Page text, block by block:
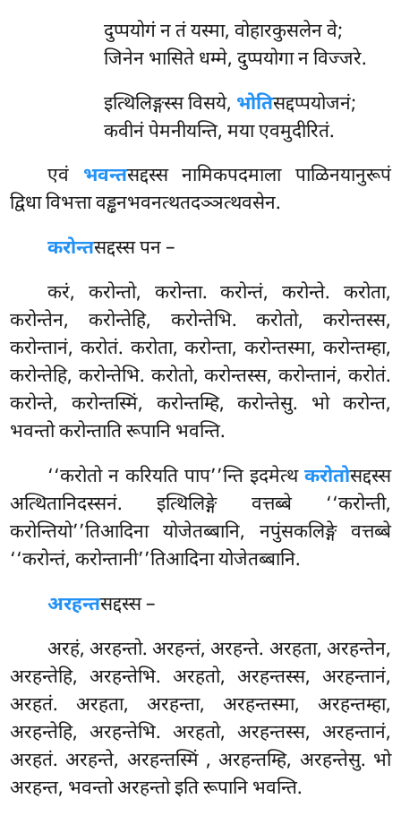
दुप्पयोगं न तं यस्मा, वोहारकुसलेन वे;
जिनेन भासिते धम्मे, दुप्पयोगा न विज्जरे.
इत्थिलिङ्गस्स विसये, भोतिसद्दप्पयोजनं;
कवीनं पेमनीयन्ति, मया एवमुदीरितं.
एवं भवन्तसद्दस्स नामिकपदमाला पाळिनयानुरूपं
द्विधा विभत्ता वड्ढनभवनत्थतदञ्ञत्थवसेन.
करोन्तसद्दस्स पन –
करं, करोन्तो, करोन्ता. करोन्तं, करोन्ते. करोता,
करोन्तेन, करोन्तेहि, करोन्तेभि. करोतो, करोन्तस्स,
करोन्तानं, करोतं. करोता, करोन्ता, करोन्तस्मा, करोन्तम्हा,
करोन्तेहि, करोन्तेभि. करोतो, करोन्तस्स, करोन्तानं, करोतं.
करोन्ते, करोन्तस्मिं, करोन्तम्हि, करोन्तेसु. भो करोन्त,
भवन्तो करोन्ताति रूपानि भवन्ति.
‘‘करोतो न करियति पाप’’न्ति इदमेत्थ करोतोसद्दस्स
अत्थितानिदस्सनं. इत्थिलिङ्गे वत्तब्बे ‘‘करोन्ती,
करोन्तियो’’तिआदिना योजेतब्बानि, नपुंसकलिङ्गे वत्तब्बे
‘‘करोन्तं, करोन्तानी’’तिआदिना योजेतब्बानि.
अरहन्तसद्दस्स –
अरहं, अरहन्तो. अरहन्तं, अरहन्ते. अरहता, अरहन्तेन,
अरहन्तेहि, अरहन्तेभि. अरहतो, अरहन्तस्स, अरहन्तानं,
अरहतं. अरहता, अरहन्ता, अरहन्तस्मा, अरहन्तम्हा,
अरहन्तेहि, अरहन्तेभि. अरहतो, अरहन्तस्स, अरहन्तानं,
अरहतं. अरहन्ते, अरहन्तस्मिं , अरहन्तम्हि, अरहन्तेसु. भो
अरहन्त, भवन्तो अरहन्तो इति रूपानि भवन्ति.